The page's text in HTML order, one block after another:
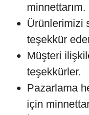
minnettarım.
Ürünlerimizi
teşekkür
Müşteri
teşekkürler.
Pazarlama
için